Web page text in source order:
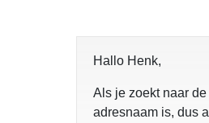
Hallo Henk,
Als je zoekt naar
adresnaam is, dus